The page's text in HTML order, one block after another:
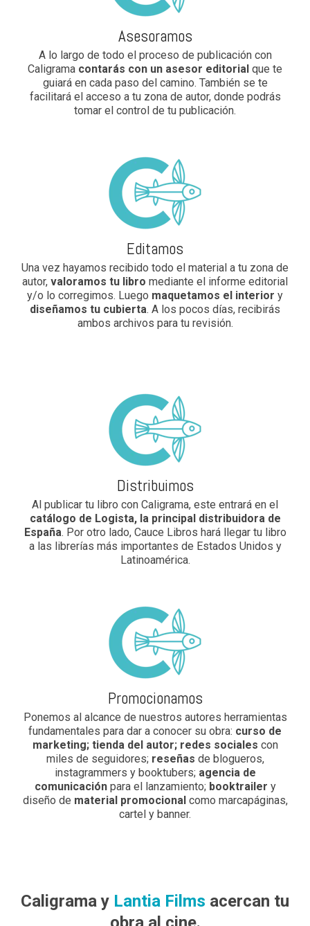
Asesoramos
A lo largo de todo el proceso de publicación con
Caligrama contarás con un asesor editorial que te
guiará en cada paso del camino. También se te
facilitará el acceso a tu zona de autor, donde podrás
tomar el control de tu publicación.
Editamos
Una vez hayamos recibido todo el material a tu zona de
autor, valoramos tu libro mediante el informe editorial
y/o lo corregimos. Luego maquetamos el interior y
diseñamos tu cubierta. A los pocos días, recibirás
ambos archivos para tu revisión.
Distribuimos
Al publicar tu libro con Caligrama, este entrará en el
catálogo de Logista, la principal distribuidora de
España. Por otro lado, Cauce Libros hará llegar tu libro
a las librerías más importantes de Estados Unidos y
Latinoamérica.
Promocionamos
Ponemos al alcance de nuestros autores herramientas
fundamentales para dar a conocer su obra: curso de
marketing; tienda del autor; redes sociales con
miles de seguidores; reseñas de blogueros,
instagrammers y booktubers; agencia de
comunicaciónpara el lanzamiento; booktrailer y
diseño de material promocionalcomo marcapáginas,
cartel y banner.
Caligrama y Lantia Films acercan tu